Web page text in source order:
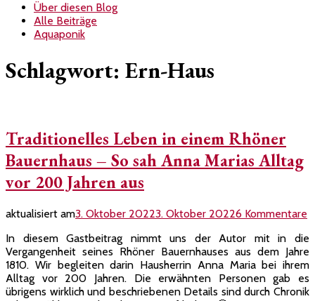
Über diesen Blog
Alle Beiträge
Aquaponik
Schlagwort: Ern-Haus
Traditionelles Leben in einem Rhöner
Bauernhaus – So sah Anna Marias Alltag
vor 200 Jahren aus
aktualisiert am3. Oktober 20223. Oktober 20226 Kommentare
in
In diesem Gastbeitrag nimmt uns der Autor mit in die
Vergangenheit seines Rhöner Bauernhauses aus dem Jahre
1810. Wir begleiten darin Hausherrin Anna Maria bei ihrem
Alltag vor 200 Jahren. Die erwähnten Personen gab es
übrigens wirklich und beschriebenen Details sind durch Chronik